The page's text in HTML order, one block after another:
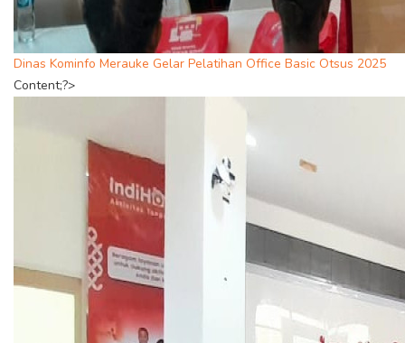
Dinas Kominfo Merauke Gelar Pelatihan Office Basic Otsus 2025
Content;?>